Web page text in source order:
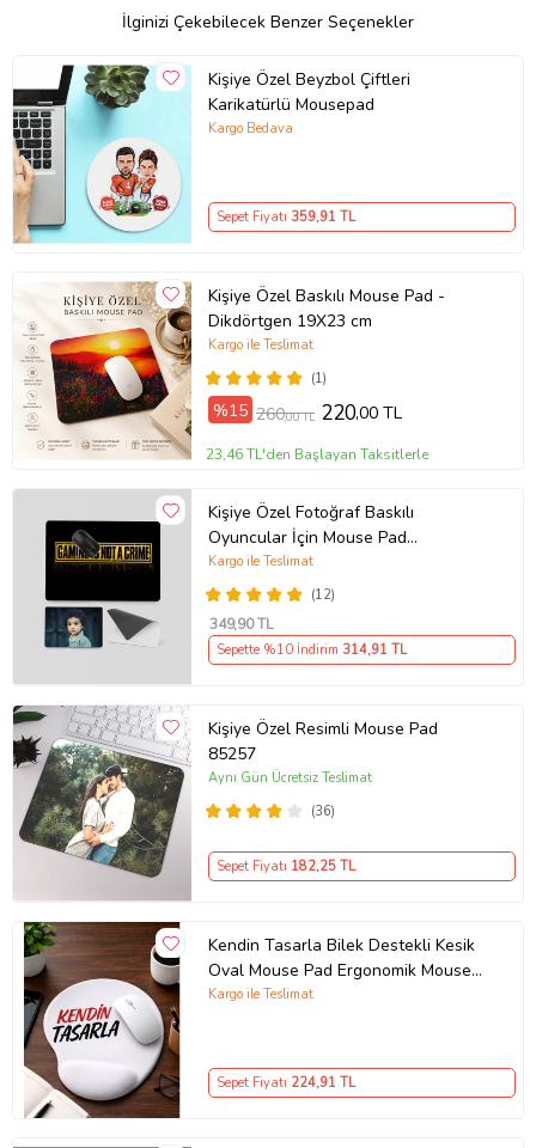
Ürün Hediye paketinde gönderimi yapılmaktadır.
İyi günlerde kullanınız.
Ürün Kodu:kcm99221327
İlginizi Çekebilecek Benzer Seçenekler
Kişiye Özel Beyzbol Çiftleri
Karikatürlü Mousepad
Kargo Bedava
Sepet Fiyatı 359,91 TL
Kişiye Özel Baskılı Mouse Pad -
Dikdörtgen 19X23 cm
(1)
Kargo ile Teslimat
%15 260,00 TL 220,00 TL
23,46 TL'den Başlayan Taksitlerle
Kişiye Özel Fotoğraf Baskılı
Oyuncular İçin Mouse Pad
(28x40cm)
(12)
Kargo ile Teslimat
349,90 TL
Sepette %10 İndirim 314,91 TL
Kişiye Özel Resimli Mouse Pad
85257
(36)
Aynı Gün Ücretsiz Teslimat
Sepet Fiyatı 182,25 TL
Kendin Tasarla Bilek Destekli Kesik
Oval Mouse Pad Ergonomik Mouse
Altlığı
Kargo ile Teslimat
Sepet Fiyatı 224,91 TL